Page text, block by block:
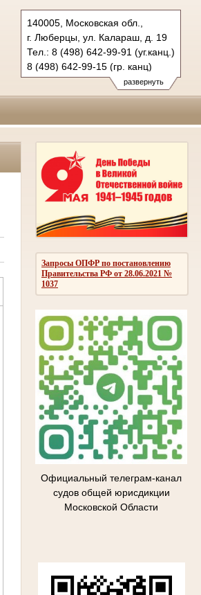
развернуть
140005, Московская обл.,
г. Люберцы, ул. Калараш, д. 19
Тел.: 8 (498) 642-99-91 (уг.канц.)
8 (498) 642-99-15 (гр. канц)
luberetzy.mo@sudrf.ru
Запросы ОПФР по постановлению
Правительства РФ от 28.06.2021 №
1037
Официальный телеграм-канал
судов общей юрисдикции
Московской Области